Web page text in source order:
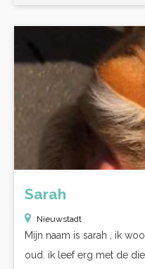
Sarah
Nieuwstadt
Mijn naam is sarah , ik
oud. ik leef erg met de